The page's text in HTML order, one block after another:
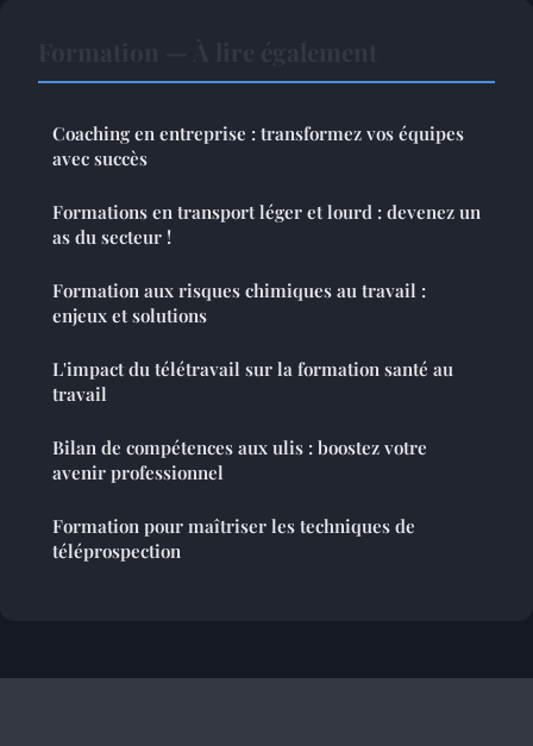
Coaching en entreprise : transformez vos équipes
avec succès
Formations en transport léger et lourd : devenez un
as du secteur !
Formation aux risques chimiques au travail :
enjeux et solutions
L'impact du télétravail sur la formation santé au
travail
Bilan de compétences aux ulis : boostez votre
avenir professionnel
Formation pour maîtriser les techniques de
téléprospection